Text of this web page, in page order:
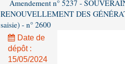
Amendement n° 5237 -
RENOUVELLEMENT DES
saisie) - n° 2600
Date de
dépôt :
15/05/2024